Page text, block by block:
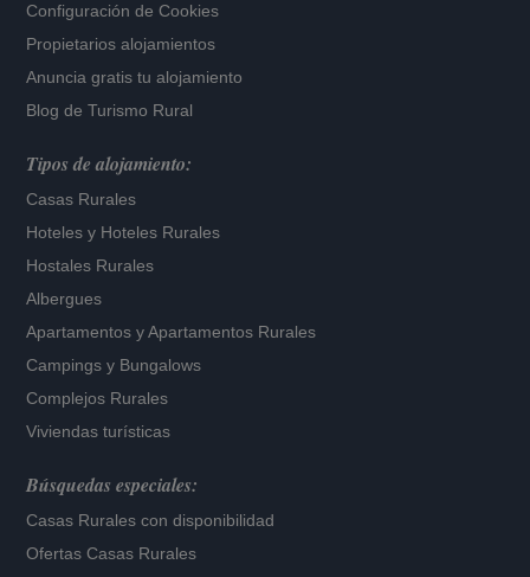
Configuración de Cookies
Propietarios alojamientos
Anuncia gratis tu alojamiento
Blog de Turismo Rural
Tipos de alojamiento:
Casas Rurales
Hoteles y Hoteles Rurales
Hostales Rurales
Albergues
Apartamentos yApartamentos Rurales
Campings y Bungalows
Complejos Rurales
Viviendas turísticas
Búsquedas especiales:
Casas Rurales con disponibilidad
Ofertas Casas Rurales